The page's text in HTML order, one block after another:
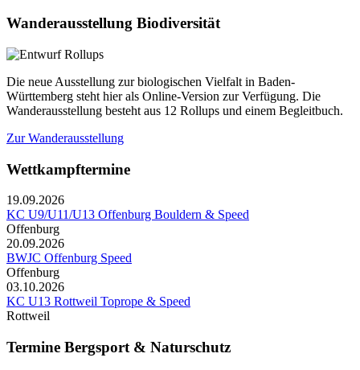
Wanderausstellung Biodiversität
Die neue Ausstellung zur biologischen Vielfalt in Baden-
Württemberg steht hier als Online-Version zur Verfügung. Die
Wanderausstellung besteht aus 12 Rollups und einem Begleitbuch.
Zur Wanderausstellung
Wettkampftermine
19.09.2026
KC U9/U11/U13 Offenburg Bouldern & Speed
Offenburg
20.09.2026
BWJC Offenburg Speed
Offenburg
03.10.2026
KC U13 Rottweil Toprope & Speed
Rottweil
Termine Bergsport & Naturschutz